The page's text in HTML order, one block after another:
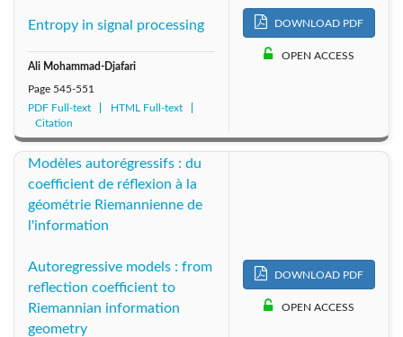
Entropy in signal processing
Ali Mohammad-Djafari
Page 545-551
PDF Full-text
HTML Full-text
Citation
DOWNLOAD PDF
OPEN ACCESS
Modèles autorégressifs : du
coefficient de réflexion à la
géométrie Riemannienne de
l'information
Autoregressive models : from
reflection coefficient to
Riemannian information
geometry
DOWNLOAD PDF
OPEN ACCESS